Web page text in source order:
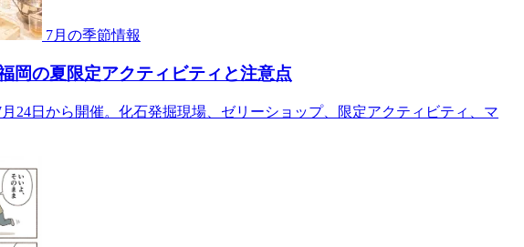
7月の季節情報
岡の夏限定アクティビティと注意点
24日から開催。化石発掘現場、ゼリーショップ、限定アクティビティ、マ